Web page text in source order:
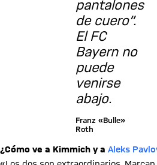
pantalones
de cuero”.
El FC
Bayern no
puede
venirse
abajo.
Franz «Bulle»
Roth
¿Cómo ve a Kimmich y a Aleks